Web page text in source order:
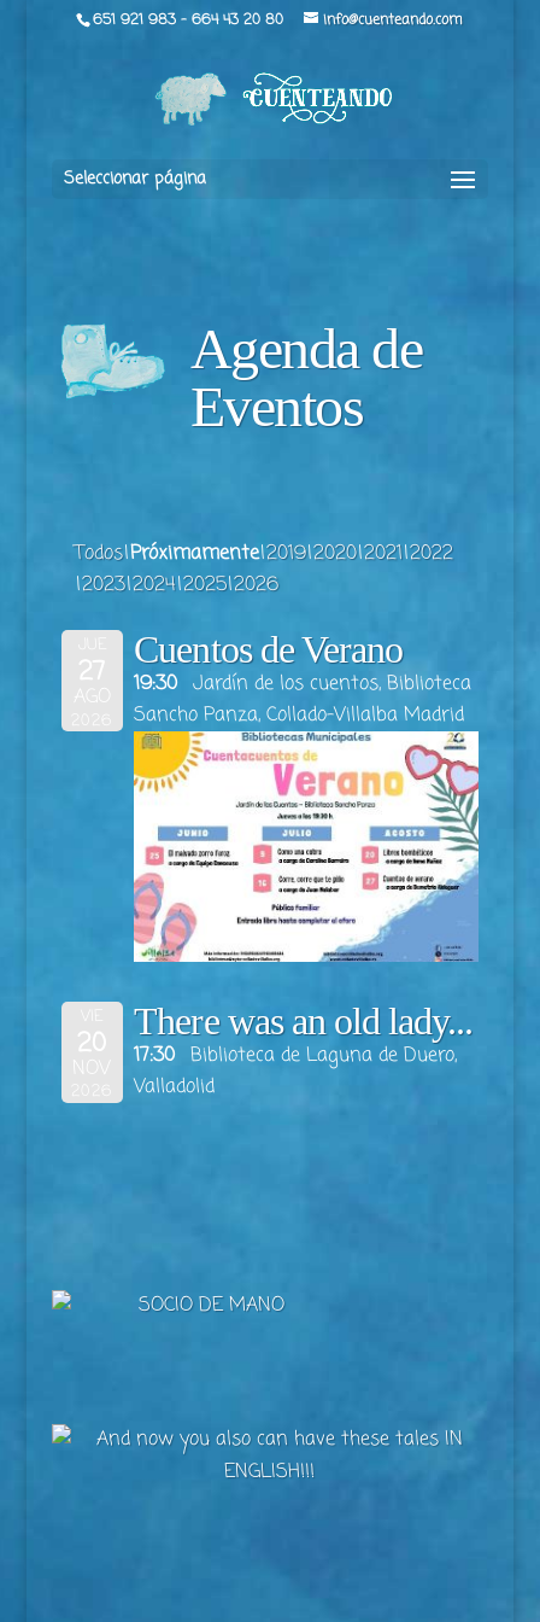
651 921 983 - 664 43 20 80 info@cuenteando.com
Seleccionar página
Agenda de
Eventos
Todos Próximamente 2019 2020 2021 2022
2023 2024 2025 2026
27
AGO
Cuentos de Verano
19:30 Jardín de los cuentos, Biblioteca
Sancho Panza, Collado-Villalba Madrid
20
NOV
There was an old lady...
17:30 Biblioteca de Laguna de Duero,
Valladolid